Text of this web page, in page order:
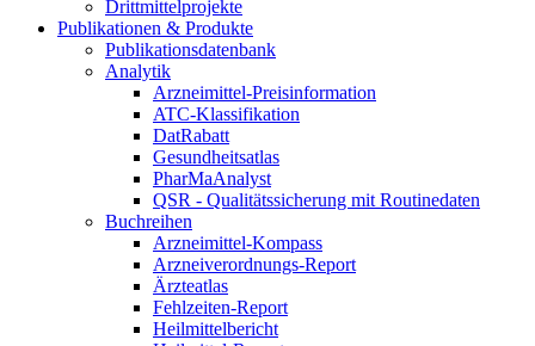
Drittmittelprojekte
Publikationen & Produkte
Publikationsdatenbank
Analytik
Arzneimittel-Preisinformation
ATC-Klassifikation
DatRabatt
Gesundheitsatlas
PharMaAnalyst
QSR - Qualitätssicherung mit Routinedaten
Buchreihen
Arzneimittel-Kompass
Arzneiverordnungs-Report
Ärzteatlas
Fehlzeiten-Report
Heilmittelbericht